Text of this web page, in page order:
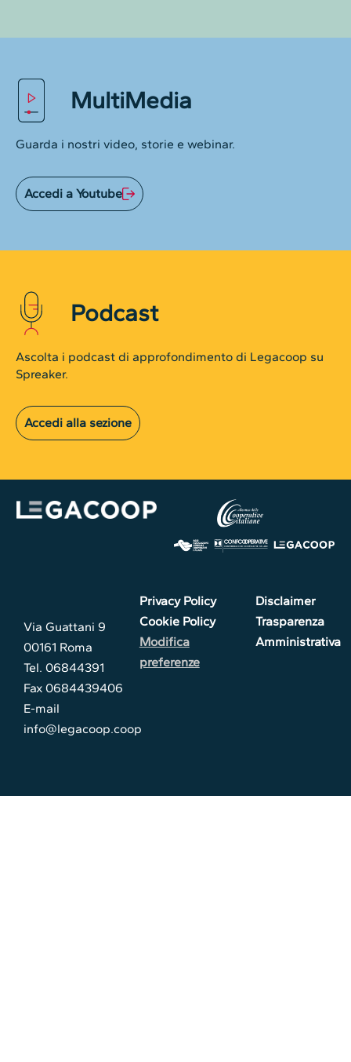
MultiMedia
Guarda i nostri video, storie e webinar.
Accedi a Youtube
Podcast
Ascolta i podcast di approfondimento di Legacoop su
Spreaker.
Accedi alla sezione
Via Guattani 9
00161 Roma
Tel. 06844391
Fax 0684439406
E-mail
info@legacoop.coop
Privacy Policy
Cookie Policy
Modifica
preferenze
Disclaimer
Trasparenza
Amministrativa